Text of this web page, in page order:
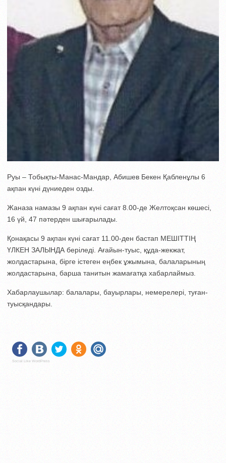
Руы – Тобықты-Манас-Мандар, Абишев Бекен Қабленұлы 6
ақпан күні дүниеден озды.
Жаназа намазы 9 ақпан күні сағат 8.00-де Желтоқсан көшесі,
16 үй, 47 пәтерден шығарылады.
Қонақасы 9 ақпан күні сағат 11.00-ден бастап МЕШІТТІҢ
ҮЛКЕН ЗАЛЫНДА беріледі. Ағайын-туыс, құда-жекжат,
жолдастарына, бірге істеген еңбек ұжымына, балаларының
жолдастарына, барша танитын жамағатқа хабарлаймыз.
Хабарлаушылар: балалары, бауырлары, немерелері, туған-
туысқандары.
Social Like WordPress